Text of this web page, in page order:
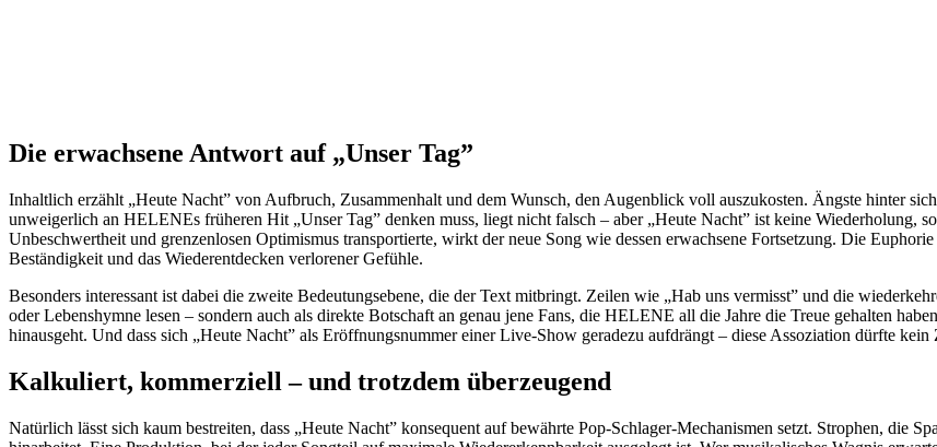
Die erwachsene Antwort auf „Unser Tag”
Inhaltlich erzählt „Heute Nacht” von Aufbruch, Zusammenhalt und dem Wunsch, den Augenblick voll auszukosten. Ängste hinter
unweigerlich an HELENEs früheren Hit „Unser Tag” denken muss, liegt nicht falsch – aber „Heute Nacht” ist keine Wiederholung,
Unbeschwertheit und grenzenlosen Optimismus transportierte, wirkt der neue Song wie dessen erwachsene Fortsetzung. Die
Beständigkeit und das Wiederentdecken verlorener Gefühle.
Besonders interessant ist dabei die zweite Bedeutungsebene, die der Text mitbringt. Zeilen wie „Hab uns vermisst” und die
oder Lebenshymne lesen – sondern auch als direkte Botschaft an genau jene Fans, die HELENE all die Jahre die Treue gehalten
hinausgeht. Und dass sich „Heute Nacht” als Eröffnungsnummer einer Live-Show geradezu aufdrängt – diese Assoziation dürfte kein
Kalkuliert, kommerziell – und trotzdem überzeugend
Natürlich lässt sich kaum bestreiten, dass „Heute Nacht” konsequent auf bewährte Pop-Schlager-Mechanismen setzt. Strophen, die